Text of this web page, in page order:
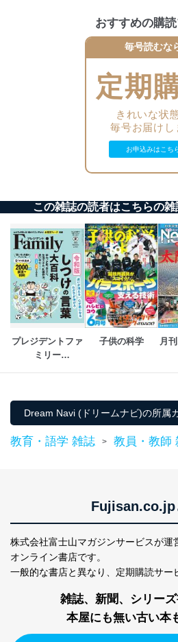
個人情報の安全管理措置
に、下記セキュリティ対策をはじ
施し、個人情報の漏えい、滅失ま
正に努めます。
個人データを取り扱うこと
機器を取り扱う従業者を明
機器に標準装備されている
ーザーアカウント制御）に
ベース等を取り扱う情報シ
者を識別・認証しています
外部からの不正アクセス等の
個人データを取り扱う機器
システムを最新の状態に保
個人データを取り扱う機器
ソフトウェア等を導入し、
により、これを最新状態と
情報システムの使用に伴う漏洩
個人情報保護マネジメントシステ
当社は、内部監査及びマネジメン
貴殿の個人情報及び当社の個人
絡ください。
適切、かつ迅速に対応させていた
TEL：0570-200-223
FAX：03-5459-7073
おすすめの購
毎号読むな
定期
きれいな状
毎号お届けし
お申込みはこち
この雑誌の読者はこちらの雑
プレジデントファ
ミリー
子供の科学
月
Dream Navi (ドリームナビ)の所属
教育・語学 雑誌 > 教員・教師
Fujisan.co.jp
株式会社富士山マガジンサービスが運
オンライン書店です。
一般的な書店と異なり、 定期購読サー
雑誌、新聞、シリー
本屋にも無い古い本